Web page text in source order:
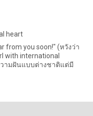
heart
with international
วามฝันแบบต่างชาติแต่มี